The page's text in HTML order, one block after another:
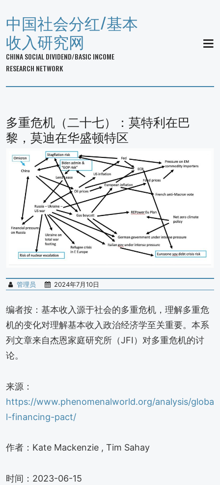
中国社会分红/基本
收入研究网
CHINA SOCIAL DIVIDEND/BASIC INCOME
RESEARCH NETWORK
多重危机（二十七）：莫特利在巴
黎，莫迪在华盛顿特区
管理员 2024年7月10日
编者按：基本收入源于社会的多重危机，理解多重危
机的变化对理解基本收入政治经济学至关重要。本系
列文章来自杰恩家庭研究所（JFI）对多重危机的讨
论。
来源：
https://www.phenomenalworld.org/analysis/globa
l-financing-pact/
作者：Kate Mackenzie , Tim Sahay
时间：2023-06-15